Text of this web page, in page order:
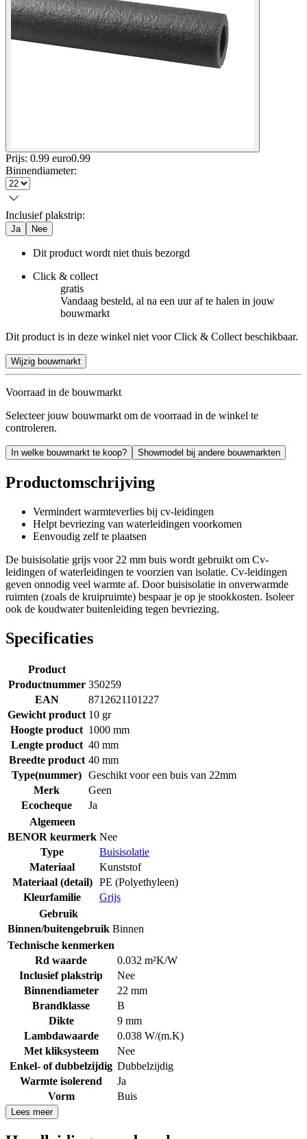
Prijs: 0.99 euro0.99
Binnendiameter:
Inclusief plakstrip:
Ja Nee
Dit product wordt niet thuis bezorgd
Click & collect
gratis
Vandaag besteld, al na een uur af te halen in jouw
bouwmarkt
Dit product is in deze winkel niet voor Click & Collect beschikbaar.
Wijzig bouwmarkt
Voorraad in de bouwmarkt
Selecteer jouw bouwmarkt om de voorraad in de winkel te
controleren.
In welke bouwmarkt te koop? Showmodel bij andere bouwmarkten
Productomschrijving
Vermindert warmteverlies bij cv-leidingen
Helpt bevriezing van waterleidingen voorkomen
Eenvoudig zelf te plaatsen
De buisisolatie grijs voor 22 mm buis wordt gebruikt om Cv-
leidingen of waterleidingen te voorzien van isolatie. Cv-leidingen
geven onnodig veel warmte af. Door buisisolatie in onverwarmde
ruimten (zoals de kruipruimte) bespaar je op je stookkosten. Isoleer
ook de koudwater buitenleiding tegen bevriezing.
Specificaties
Product
Productnummer 350259
EAN
8712621101227
Gewicht product 10 gr
Hoogte product 1000 mm
Lengte product 40 mm
Breedte product 40 mm
Type(nummer) Geschikt voor een buis van 22mm
Merk
Geen
Ecocheque
Ja
Algemeen
BENOR keurmerk Nee
Type
Buisisolatie
Materiaal
Kunststof
Materiaal (detail)
PE (Polyethyleen)
Kleurfamilie
Grijs
Gebruik
Binnen/buitengebruik Binnen
Technische kenmerken
Rd waarde
0.032 m²K/W
Inclusief plakstrip
Nee
Binnendiameter
22 mm
Brandklasse
B
Dikte
9 mm
Lambdawaarde
0.038 W/(m.K)
Met kliksysteem
Nee
Enkel- of dubbelzijdig Dubbelzijdig
Warmte isolerend
Ja
Vorm
Buis
Lees meer